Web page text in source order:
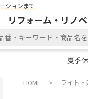
ションまで
リフォーム・リノ
夏季
HOME ライト・